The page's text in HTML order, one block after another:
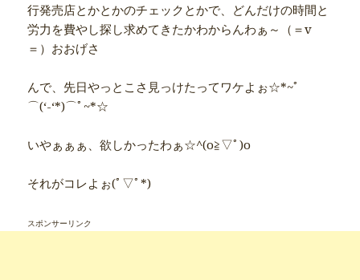
行発売店とかとかのチェックとかで、どんだけの時間と
労力を費やし探し求めてきたかわからんわぁ～（＝v
＝）おおげさ
んで、先日やっとこさ見っけたってワケよぉ☆*~ﾟ
⌒(‘-‘*)⌒ﾟ~*☆
いやぁぁぁ、欲しかったわぁ☆^(o≧▽ﾟ)o
それがコレよぉ(ﾟ▽ﾟ*)
スポンサーリンク